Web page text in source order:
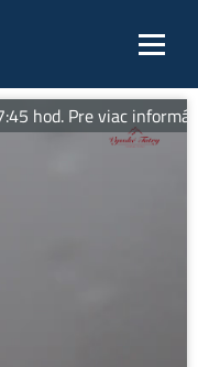
hod. Pre viac